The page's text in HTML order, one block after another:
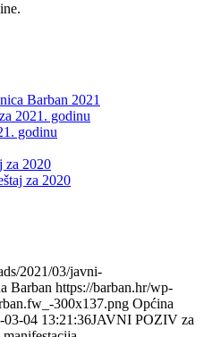
Barban 2021
2021. godinu
godinu
za 2020
za 2020
2021/03/javni-
Barban https://barban.hr/wp-
300x137.png Općina
03-04 13:21:36JAVNI POZIV za